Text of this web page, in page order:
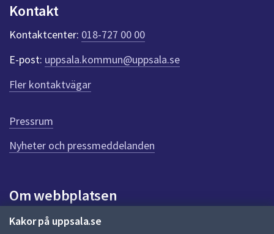
Kakor på uppsala.se
k
t
e
r
f
ö
r
e
n
n
a
d
a
Kontakt
Kontaktcenter: 018-727 00 00
E-post: uppsala.kommun@uppsala.se
Fler kontaktvägar
Pressrum
Nyheter och pressmeddelanden
Om webbplatsen
Om webbplatsen